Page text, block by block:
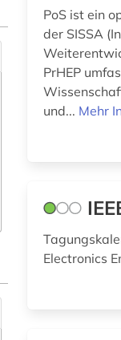
PoS ist ein
der SISSA
PrHEP
und... Mehr
Electronics